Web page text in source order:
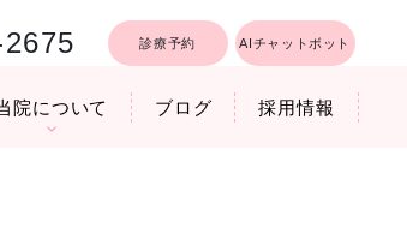
診療予約 AIチャットボット
院について ブログ 採用情報